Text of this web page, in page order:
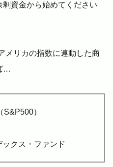
資金から始めてください
メリカの指数に連動した商
…
S&P500）
ックス・ファンド